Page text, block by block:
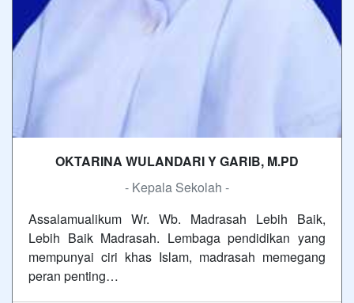
OKTARINA WULANDARI Y GARIB, M.PD
- Kepala Sekolah -
Assalamualikum Wr. Wb. Madrasah Lebih Baik,
Lebih Baik Madrasah. Lembaga pendidikan yang
mempunyai ciri khas Islam, madrasah memegang
peran penting…